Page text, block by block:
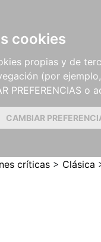
cookies
propias y de
(por
PREFERENCIAS o
CAMBIAR
Y
críticas > Clásica